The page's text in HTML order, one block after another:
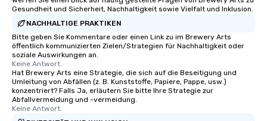
wonder among
for his charisma,
style—our workshops
long after the applause.
you're looking to
Gesundheit und Sicherheit, Nachhaltigkeit sowie Vielfalt und Inklusion.
NACHHALTIGE PRAKTIKEN
Bitte geben Sie Kommentare oder einen Link zu im Brewery Arts
öffentlich kommunizierten Zielen/Strategien für Nachhaltigkeit oder
soziale Auswirkungen an.
Keine Antwort.
Hat Brewery Arts eine Strategie, die sich auf die Beseitigung und
Umleitung von Abfällen (z. B. Kunststoffe, Papiere, Pappe, usw.)
konzentriert? Falls Ja, erläutern Sie bitte Ihre Strategie zur
Abfallvermeidung und -vermeidung.
Keine Antwort.